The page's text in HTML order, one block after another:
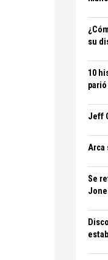
su
10
parió
Jeff
Arca
Se